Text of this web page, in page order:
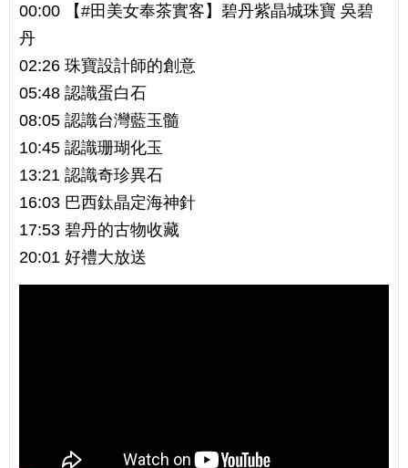
00:00 【#田美女奉茶實客】碧丹紫晶城珠寶 吳碧
丹
02:26 珠寶設計師的創意
05:48 認識蛋白石
08:05 認識台灣藍玉髓
10:45 認識珊瑚化玉
13:21 認識奇珍異石
16:03 巴西鈦晶定海神針
17:53 碧丹的古物收藏
20:01 好禮大放送